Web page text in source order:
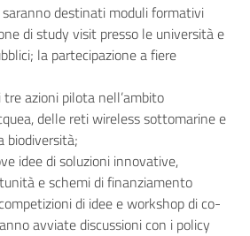
destinati moduli formativi
di study visit presso le università e
la partecipazione a fiere
azioni pilota nell’ambito
delle reti wireless sottomarine e
biodiversità;
idee di soluzioni innovative,
e schemi di finanziamento
di idee e workshop di co-
avviate discussioni con i policy